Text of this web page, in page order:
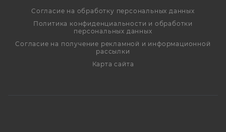
Cогласие на обработку персональных данных
Политика конфиденциальности и обработки
персональных данных
Согласие на получение рекламной и информационной
рассылки
Карта сайта